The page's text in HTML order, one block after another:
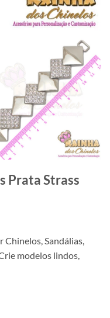
Prata Strass
Chinelos, Sandálias,
modelos lindos,